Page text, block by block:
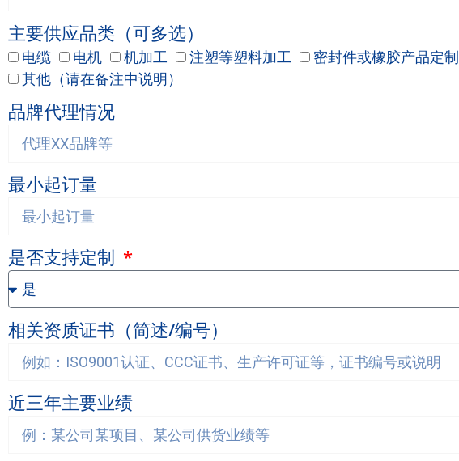
主要供应品类（可多选）
电缆 电机 机加工 注塑等塑料加工 密封件或橡胶产品定制
其他（请在备注中说明）
品牌代理情况
最小起订量
是否支持定制
相关资质证书（简述/编号）
近三年主要业绩